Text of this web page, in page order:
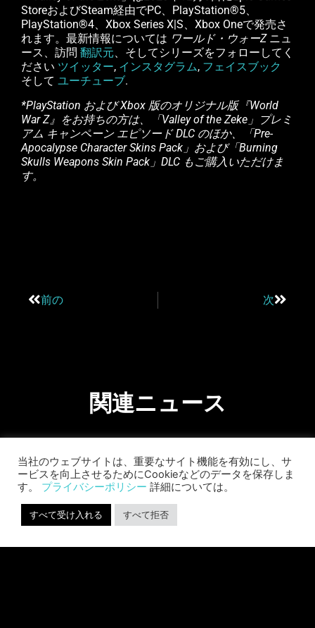
StoreおよびSteam経由でPC、PlayStation®5、
PlayStation®4、Xbox Series X|S、Xbox Oneで発売さ
れます。最新情報については ワールド・ウォーZニュ
ース、訪問 翻訳元、そしてシリーズをフォローしてく
ださい ツイッター, インスタグラム, フェイスブック
そして ユーチューブ.
*PlayStation および Xbox 版のオリジナル版『World
War Z』をお持ちの方は、「Valley of the Zeke」プレミ
アム キャンペーン エピソード DLC のほか、「Pre-
Apocalypse Character Skins Pack」および「Burning
Skulls Weapons Skin Pack」DLC もご購入いただけま
す。
前の 次
関連ニュース
当社のウェブサイトは、重要なサイト機能を有効にし、サ
ービスを向上させるためにCookieなどのデータを保存しま
す。 プライバシーポリシー 詳細については。
すべて受け入れる すべて拒否